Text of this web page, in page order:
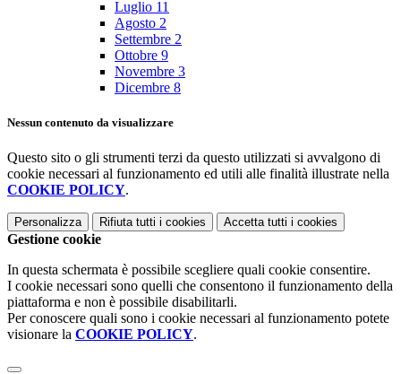
Luglio 11
Agosto 2
Settembre 2
Ottobre 9
Novembre 3
Dicembre 8
Nessun contenuto da visualizzare
Questo sito o gli strumenti terzi da questo utilizzati si avvalgono di
cookie necessari al funzionamento ed utili alle finalità illustrate nella
COOKIE POLICY.
Personalizza Rifiuta tutti i cookies Accetta tutti i cookies
Gestione cookie
In questa schermata è possibile scegliere quali cookie consentire.
I cookie necessari sono quelli che consentono il funzionamento della
piattaforma e non è possibile disabilitarli.
Per conoscere quali sono i cookie necessari al funzionamento potete
visionare la COOKIE POLICY.